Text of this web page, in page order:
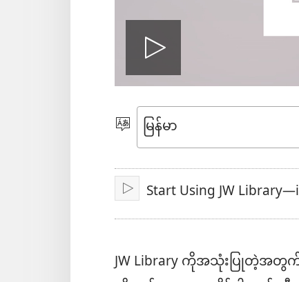
ဗီ
ဒီ
ယို
ဖွ
င့်
ဘာသာစကား
ရွေးချယ်
ပါ
ဖွင့် Start Using JW
JW Library ကိုအသုံးပြုတဲ့အတွက်